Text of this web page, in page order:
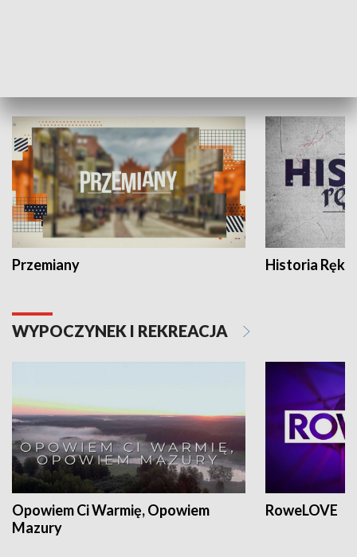
Przemiany Historia Ręką
WYPOCZYNEK I REKREACJA
Opowiem Ci Warmię, Opowiem
Mazury
RoweLOVE